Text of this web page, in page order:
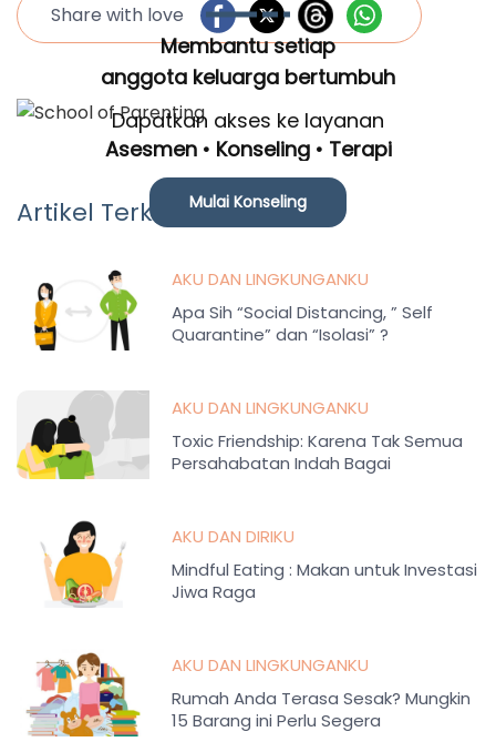
Share with love
Membantu setiap
anggota keluarga bertumbuh
Dapatkan akses ke layanan
Asesmen • Konseling • Terapi
Mulai Konseling
Artikel Terkait
AKU DAN LINGKUNGANKU
Apa Sih “Social Distancing, ” Self
Quarantine” dan “Isolasi” ?
AKU DAN LINGKUNGANKU
Toxic Friendship: Karena Tak Semua
Persahabatan Indah Bagai
AKU DAN DIRIKU
Mindful Eating : Makan untuk Investasi
Jiwa Raga
AKU DAN LINGKUNGANKU
Rumah Anda Terasa Sesak? Mungkin
15 Barang ini Perlu Segera